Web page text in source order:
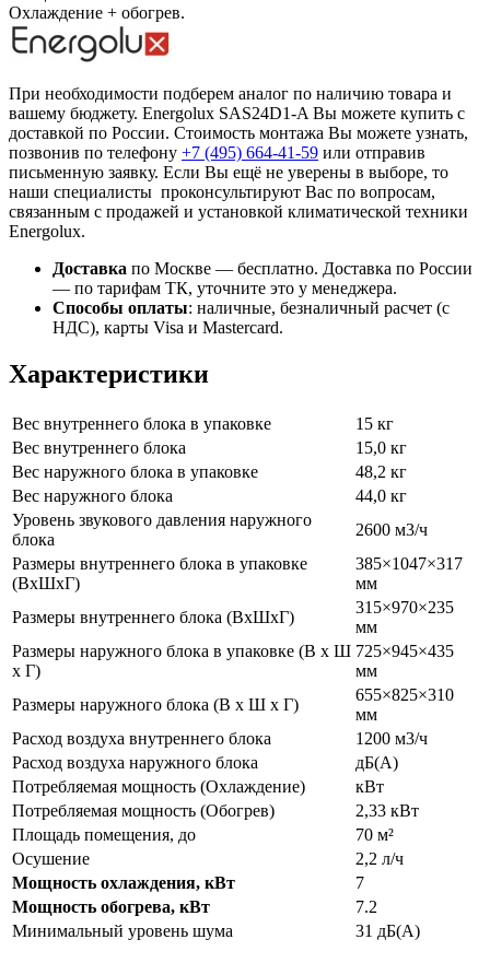
Охлаждение + обогрев.
При необходимости подберем аналог по наличию товара и
вашему бюджету. Energolux SAS24D1-A Вы можете купить с
доставкой по России. Стоимость монтажа Вы можете узнать,
позвонив по телефону +7 (495) 664-41-59 или отправив
письменную заявку. Если Вы ещё не уверены в выборе, то
наши специалисты проконсультируют Вас по вопросам,
связанным с продажей и установкой климатической техники
Energolux.
Доставка по Москве — бесплатно. Доставка по России
— по тарифам ТК, уточните это у менеджера.
Способы оплаты: наличные, безналичный расчет (с
НДС), карты Visa и Mastercard.
Характеристики
Вес внутреннего блока в упаковке
15 кг
Вес внутреннего блока
15,0 кг
Вес наружного блока в упаковке
48,2 кг
Вес наружного блока
44,0 кг
Уровень звукового давления наружного
блока
2600 м3/ч
Размеры внутреннего блока в упаковке
(ВхШхГ)
385×1047×317
мм
Размеры внутреннего блока (ВхШхГ)
315×970×235
мм
Размеры наружного блока в упаковке (В х Ш
х Г)
725×945×435
мм
Размеры наружного блока (В х Ш х Г)
655×825×310
мм
Расход воздуха внутреннего блока
1200 м3/ч
Расход воздуха наружного блока
дБ(А)
Потребляемая мощность (Охлаждение)
кВт
Потребляемая мощность (Обогрев)
2,33 кВт
Площадь помещения, до
70 м²
Осушение
2,2 л/ч
Мощность охлаждения, кВт
7
Мощность обогрева, кВт
7.2
Минимальный уровень шума
31 дБ(А)